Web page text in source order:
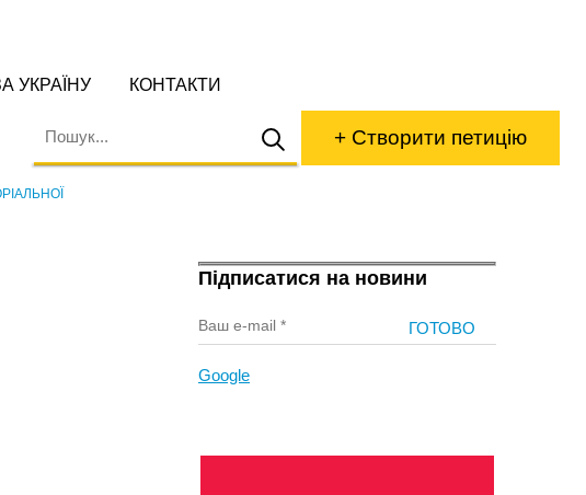
УКРАЇНУ КОНТАКТИ
+ Створити петицію
Підписатися на новини
Google